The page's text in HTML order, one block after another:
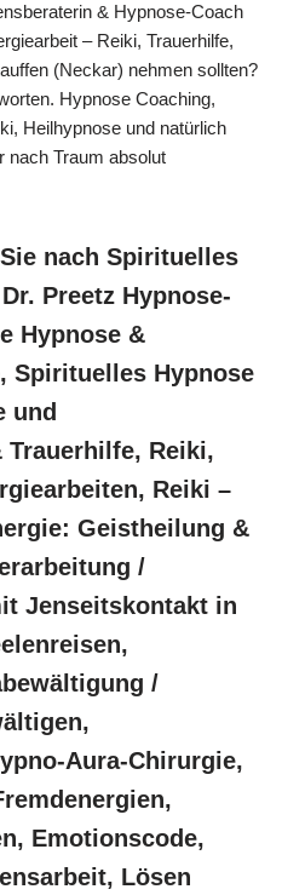
& Hypnose-Coach
– Reiki, Trauerhilfe,
(Neckar) nehmen sollten?
Hypnose Coaching,
Heilhypnose und natürlich
nach Traum absolut
nach Spirituelles
Preetz Hypnose-
Hypnose &
Spirituelles Hypnose
und
Trauerhilfe, Reiki,
Reiki –
Geistheilung &
/
Jenseitskontakt in
/
Aura-Chirurgie,
Emotionscode,
Lösen